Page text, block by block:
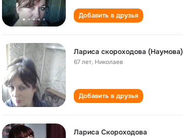
Добавить в друзья
Лариса скороходова (Наумова)
67 лет, Николаев
Добавить в друзья
Лариса Скороходова